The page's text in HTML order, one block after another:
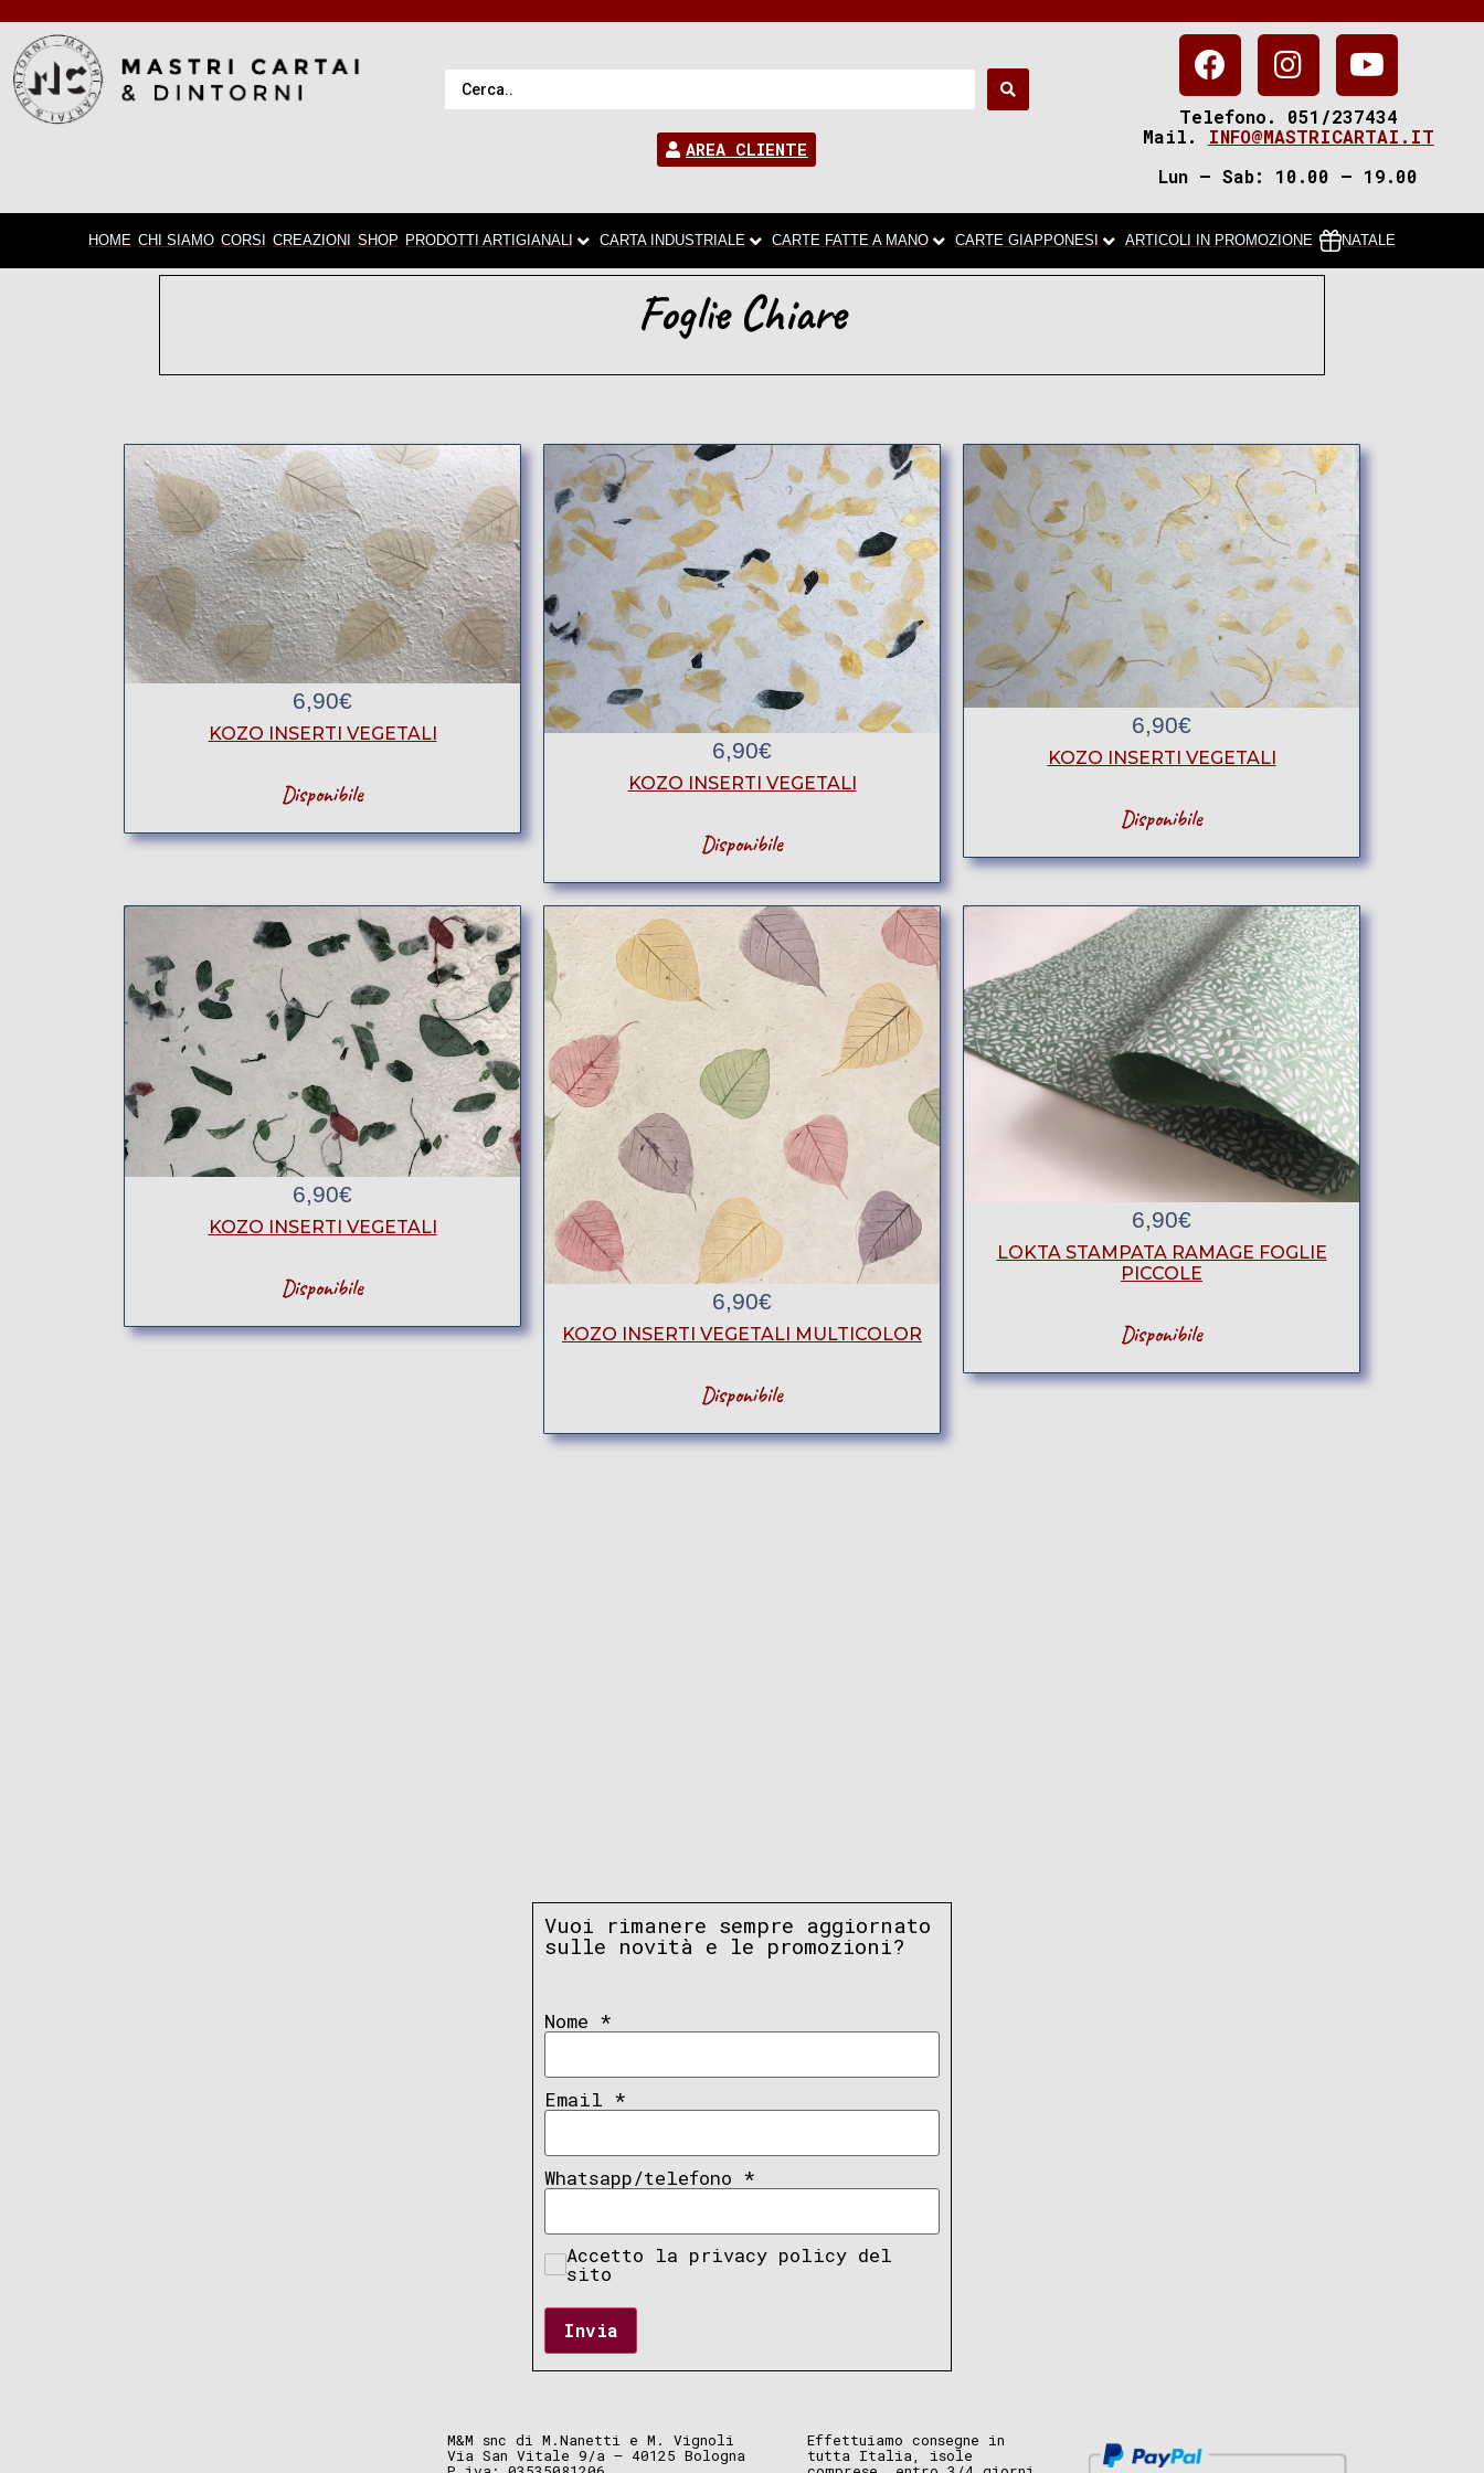
AREA CLIENTE
Telefono. 051/237434
Mail.
INFO@MASTRICARTAI.IT
Lun – Sab: 10.00 – 19.00
HOME CHI SIAMO CORSI CREAZIONI SHOP PRODOTTI ARTIGIANALI CARTA INDUSTRIALE CARTE FATTE A MANO CARTE GIAPPONESI ARTICOLI IN PROMOZIONE NATALE
Foglie Chiare
6,90€
KOZO INSERTI VEGETALI
Disponibile
6,90€
KOZO INSERTI VEGETALI
Disponibile
6,90€
KOZO INSERTI VEGETALI
Disponibile
6,90€
KOZO INSERTI VEGETALI
Disponibile 6,90€
KOZO INSERTI VEGETALI MULTICOLOR
Disponibile
6,90€
LOKTA STAMPATA RAMAGE FOGLIE
PICCOLE
Disponibile
Vuoi rimanere sempre aggiornato
sulle novità e le promozioni?
Nome *
Email *
Whatsapp/telefono *
Accetto la privacy policy del
sito
Invia
M&M snc di M.Nanetti e M. Vignoli
Via San Vitale 9/a – 40125 Bologna
Effettuiamo consegne in
tutta Italia, isole